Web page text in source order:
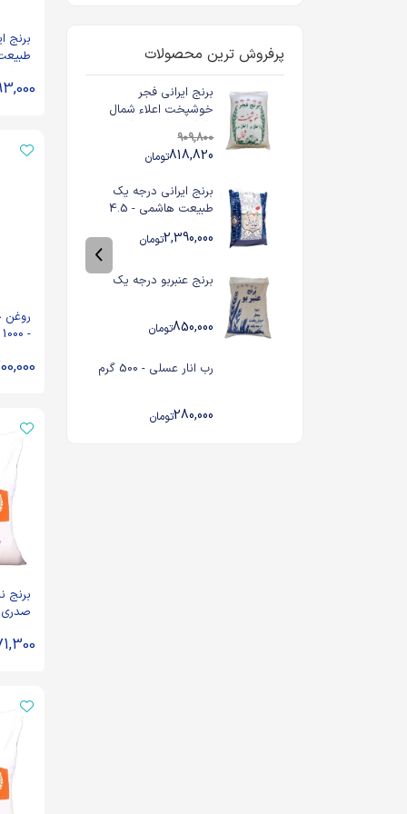
پرفروش ترین محصولات
برنج ایرانی فجر
خوشپخت اعلاء شمال
(گرگان) - 10 کیلوگرم
909,800
818,820تومان
برنج ایرانی درجه یک
طبیعت هاشمی - 4.5
2,390,000تومان
برنج عنبربو درجه یک
850,000تومان
رب انار عسلی - 500 گرم
280,000تومان
برنج
روغن
- 1000 گرم
برنج